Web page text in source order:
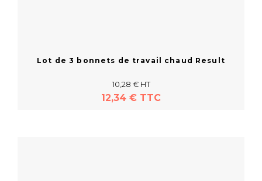
Lot de 3 bonnets de travail chaud Result
10,28 € HT
12,34 € TTC